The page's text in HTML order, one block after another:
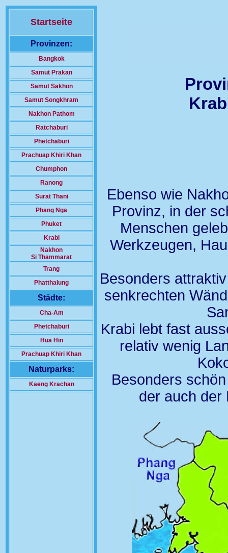
Startseite
Provinzen:
Bangkok
Samut Prakan
Samut Sakhon
Samut Songkhram
Nakhon Pathom
Ratchaburi
Phetchaburi
Prachuap Khiri Khan
Chumphon
Ranong
Surat Thani
Phang Nga
Phuket
Krabi
Nakhon
Si Thammarat
Trang
Phatthalung
Städte:
Cha-Am
Phetchaburi
Hua Hin
Prachuap Khiri Khan
Naturparks:
Kaeng Krachan
Ebenso wie
Provinz, in der
Menschen
Werkzeugen,
Besonders
senkrechten
Krabi lebt fast
relativ wenig
Besonders
der auch der